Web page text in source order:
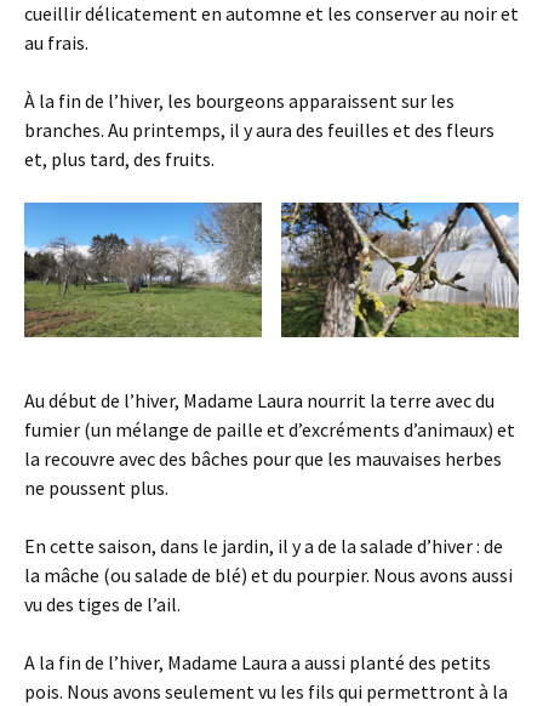
cueillir délicatement en automne et les conserver au noir et
au frais.
À la fin de l’hiver, les bourgeons apparaissent sur les
branches. Au printemps, il y aura des feuilles et des fleurs
et, plus tard, des fruits.
Au début de l’hiver, Madame Laura nourrit la terre avec du
fumier (un mélange de paille et d’excréments d’animaux) et
la recouvre avec des bâches pour que les mauvaises herbes
ne poussent plus.
En cette saison, dans le jardin, il y a de la salade d’hiver : de
la mâche (ou salade de blé) et du pourpier. Nous avons aussi
vu des tiges de l’ail.
A la fin de l’hiver, Madame Laura a aussi planté des petits
pois. Nous avons seulement vu les fils qui permettront à la